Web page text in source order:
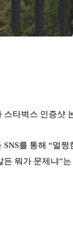
스타벅스 인증샷
SNS를 통해 “멀
든 뭐가 문제냐”